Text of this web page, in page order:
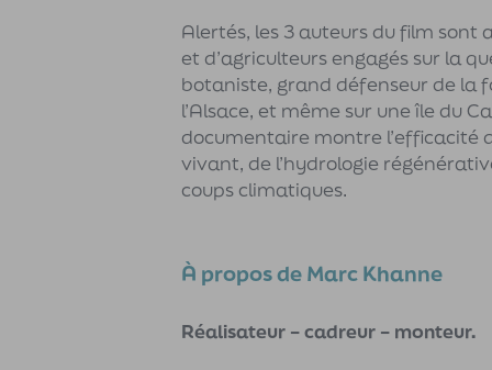
Alertés, les 3 auteurs du film sont
et d’agriculteurs engagés sur la
botaniste, grand défenseur de la
l’Alsace, et même sur une île du
documentaire montre l’efficacité
vivant, de l’hydrologie
coups climatiques.
À propos de Marc Khanne
Réalisateur – cadreur – monteur.